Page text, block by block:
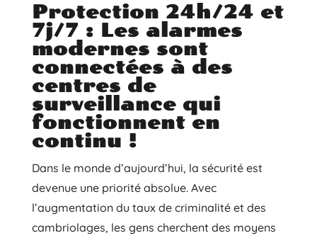
Protection 24h/24 et
7j/7 : Les alarmes
modernes sont
connectées à des
centres de
surveillance qui
fonctionnent en
continu !
Dans le monde d’aujourd’hui, la sécurité est
devenue une priorité absolue. Avec
l’augmentation du taux de criminalité et des
cambriolages, les gens cherchent des moyens